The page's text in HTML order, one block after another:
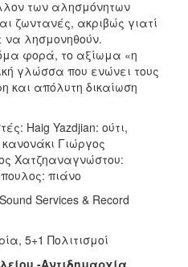
των αλησμόνητων
ζωντανές, ακριβώς γιατί
να λησμονηθούν.
φορά, το αξίωμα «η
γλώσσα που ενώνει τους
και απόλυτη δικαίωση
Haig Yazdjian: ούτι,
Γιώργος
Χατζηαναγνώστου:
πιάνο
Services & Record
5+1 Πολιτισμοί
-Αντιδημαρχία